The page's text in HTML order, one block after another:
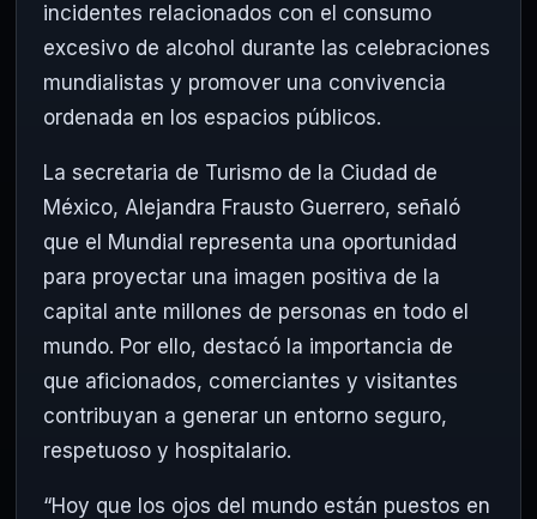
incidentes relacionados con el consumo
excesivo de alcohol durante las celebraciones
mundialistas y promover una convivencia
ordenada en los espacios públicos.
La secretaria de Turismo de la Ciudad de
México, Alejandra Frausto Guerrero, señaló
que el Mundial representa una oportunidad
para proyectar una imagen positiva de la
capital ante millones de personas en todo el
mundo. Por ello, destacó la importancia de
que aficionados, comerciantes y visitantes
contribuyan a generar un entorno seguro,
respetuoso y hospitalario.
“Hoy que los ojos del mundo están puestos en